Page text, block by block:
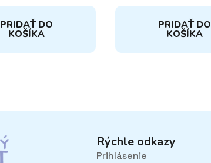
PRIDAŤ DO
KOŠÍKA
PRIDAŤ DO
KOŠÍKA
Rýchle odkazy
Prihlásenie